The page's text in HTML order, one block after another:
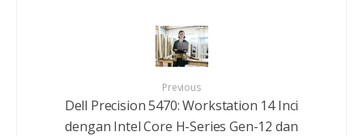
Previous
Dell Precision 5470: Workstation 14 Inci
dengan Intel Core H-Series Gen-12 dan